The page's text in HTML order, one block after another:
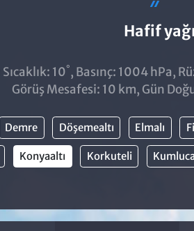
Hafif
10°, Basınç: 1004 hPa,
Görüş Mesafesi: 10 km, Gün
Demre Döşemealtı Elmalı
Konyaaltı Korkuteli